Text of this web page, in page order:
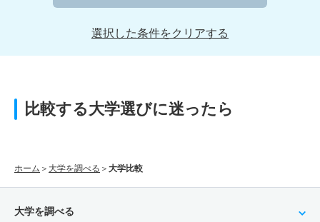
選択した条件をクリアする
比較する大学選びに迷ったら
ホーム ＞ 大学を調べる ＞ 大学比較
大学を調べる